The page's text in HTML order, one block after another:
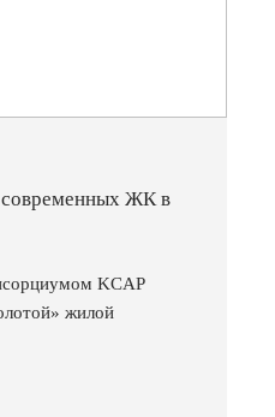
современных ЖК в
KCAP
жилой